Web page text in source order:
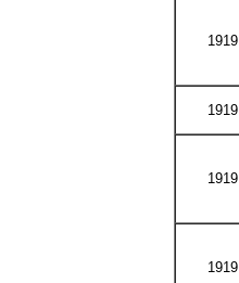
1919
1919
1919
1919